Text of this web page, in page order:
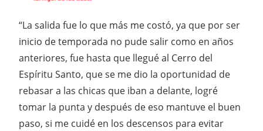
“La salida fue lo que más me costó, ya que por ser
inicio de temporada no pude salir como en años
anteriores, fue hasta que llegué al Cerro del
Espíritu Santo, que se me dio la oportunidad de
rebasar a las chicas que iban a delante, logré
tomar la punta y después de eso mantuve el buen
paso, si me cuidé en los descensos para evitar